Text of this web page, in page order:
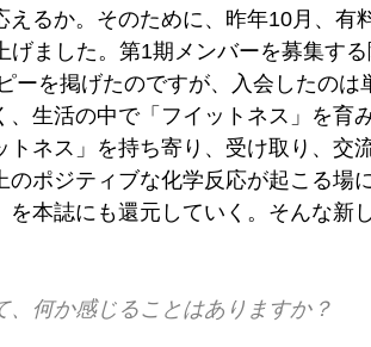
るか。そのために、昨年10月、有
げました。第1期メンバーを募集す
ーを掲げたのですが、入会したのは
生活の中で「フイットネス」を育
ネス」を持ち寄り、受け取り、交
ポジティブな化学反応が起こる場
本誌にも還元していく。そんな新
何か感じることはありますか？